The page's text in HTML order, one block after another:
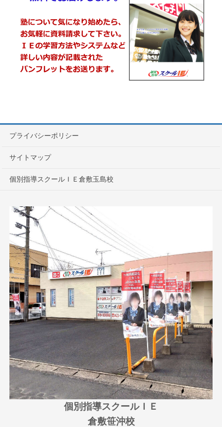
プライバシーポリシー
サイトマップ
個別指導スクールＩＥ倉敷玉島校
個別指導スクールＩＥ
倉敷笹沖校